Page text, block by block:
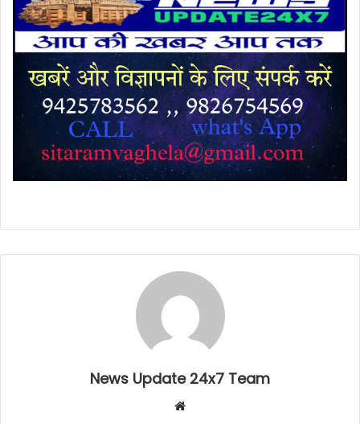
News Update 24x7 Team
Website